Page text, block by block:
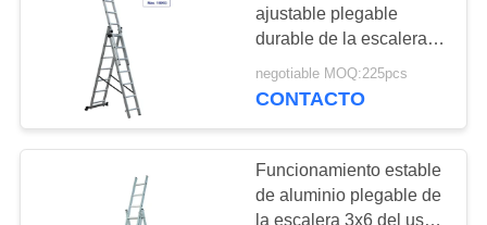
CITA
ajustable plegable
durable de la escalera
de extensión 3x7
negotiable MOQ:225pcs
CONTACTO
Funcionamiento estable
de aluminio plegable de
la escalera 3x6 del uso